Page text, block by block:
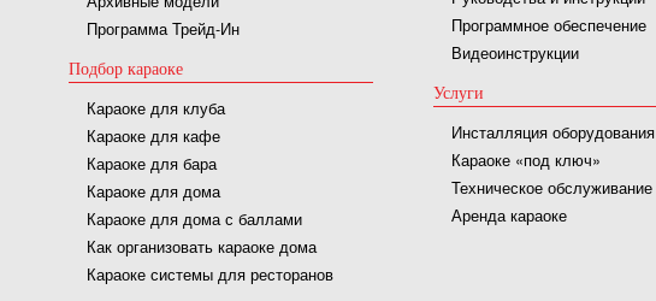
Программа Трейд-Ин
Подбор караоке
Караоке для клуба
Караоке для кафе
Караоке для бара
Караоке для дома
Караоке для дома с баллами
Как организовать караоке дома
Караоке системы для ресторанов
Программное обеспечение
Видеоинструкции
Услуги
Инсталляция оборудования
Караоке «под ключ»
Техническое обслуживание
Аренда караоке